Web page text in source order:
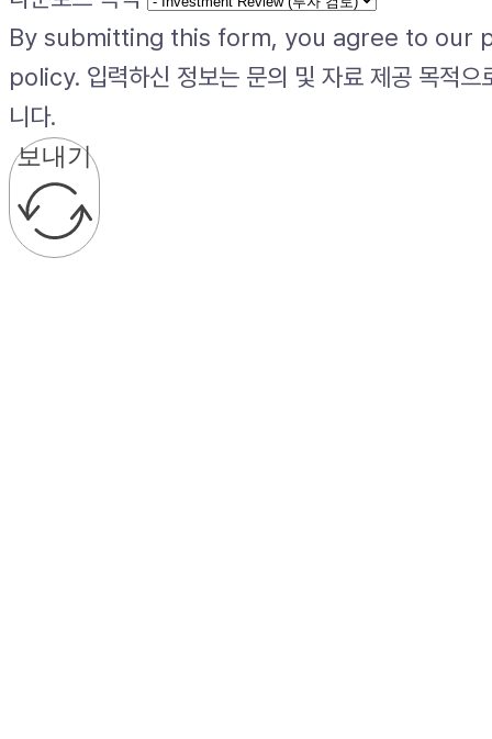
By submitting this form, you agree to our
policy. 입력하신 정보는 문의 및 자료 제공 목적으
니다.
보내기